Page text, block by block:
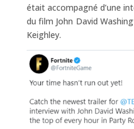
était accompagné d’une
du film John David
Keighley.